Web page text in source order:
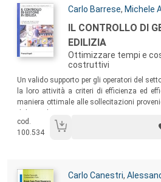
Autori:
Carlo Barrese, Michele
Titolo:
IL CONTROLLO DI
EDILIZIA
Ottimizzare tempi e
costruttivi
Sommario:
Un valido supporto per gli operatori del
la loro attività a criteri di efficienza ed
maniera ottimale alle sollecitazioni
cod.
100.534
Autori:
Carlo Canestri,